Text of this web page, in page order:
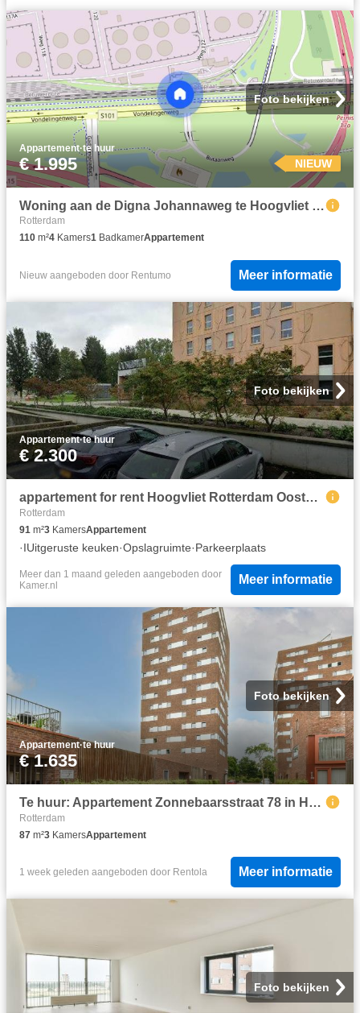
Foto bekijken
Appartement·te huur
€ 1.995 NIEUW
Woning aan de Digna Johannaweg te Hoogvliet Rotterdam
Rotterdam
110 m²4 Kamers1 BadkamerAppartement
Nieuw aangeboden door Rentumo Meer informatie
Foto bekijken
Appartement·te huur
€ 2.300
appartement for rent Hoogvliet Rotterdam Oosterbakenpad
Rotterdam
91 m²3 KamersAppartement
·IUitgeruste keuken·Opslagruimte·Parkeerplaats
Meer dan 1 maand geleden aangeboden door
Kamer.nl
Meer informatie
Foto bekijken
Appartement·te huur
€ 1.635
Te huur: Appartement Zonnebaarsstraat 78 in Hoogvliet Rotterdam
Rotterdam
87 m²3 KamersAppartement
1 week geleden aangeboden door Rentola Meer informatie
Foto bekijken